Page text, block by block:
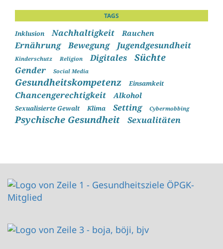
TAGS
Inklusion Nachhaltigkeit Rauchen
Ernährung Bewegung Jugendgesundheit
Kinderschutz Religion Digitales Süchte
Gender Social Media
Gesundheitskompetenz Einsamkeit
Chancengerechtigkeit Alkohol
Sexualisierte Gewalt Klima Setting Cybermobbing
Psychische Gesundheit Sexualitäten